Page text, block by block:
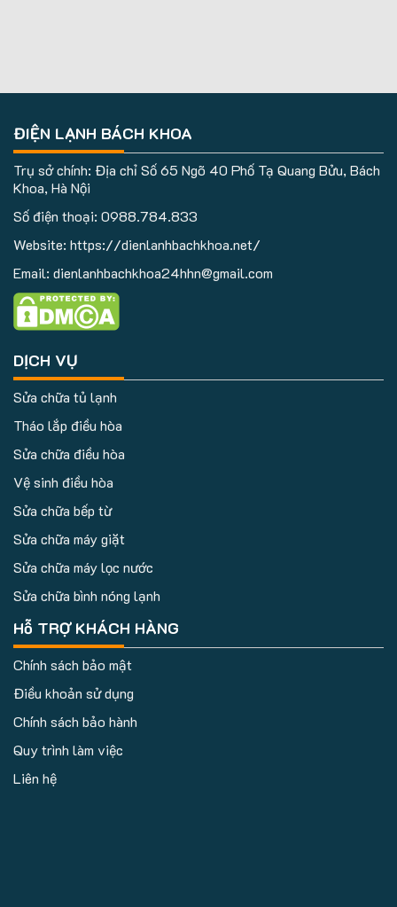
ĐIỆN LẠNH BÁCH KHOA
Trụ sở chính: Địa chỉ Số 65 Ngõ 40 Phố Tạ Quang Bửu, Bách
Khoa, Hà Nội
Số điện thoại: 0988.784.833
Website: https://dienlanhbachkhoa.net/
Email: dienlanhbachkhoa24hhn@gmail.com
DỊCH VỤ
Sửa chữa tủ lạnh
Tháo lắp điều hòa
Sửa chữa điều hòa
Vệ sinh điều hòa
Sửa chữa bếp từ
Sửa chữa máy giặt
Sửa chữa máy lọc nước
Sửa chữa bình nóng lạnh
Hỗ TRỢ KHÁCH HÀNG
Chính sách bảo mật
Điều khoản sử dụng
Chính sách bảo hành
Quy trình làm việc
Liên hệ